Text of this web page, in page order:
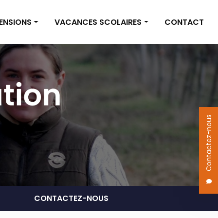
Contactez-nous
box
pré
pensions
VACANCES SCOLAIRES
Actualités
CONTACT
CONTACTEZ-NOUS